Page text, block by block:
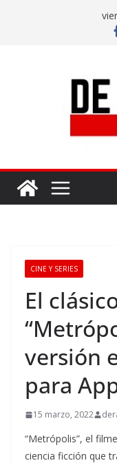
CINE Y SERIES
El
versión
para
15 marzo, 2022
“Metrópolis”, el
ciencia ficción que